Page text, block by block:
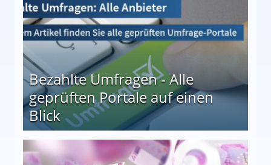
Bezahlte Umfragen - Alle
geprüften Portale auf einen
Blick
auf einen Blick